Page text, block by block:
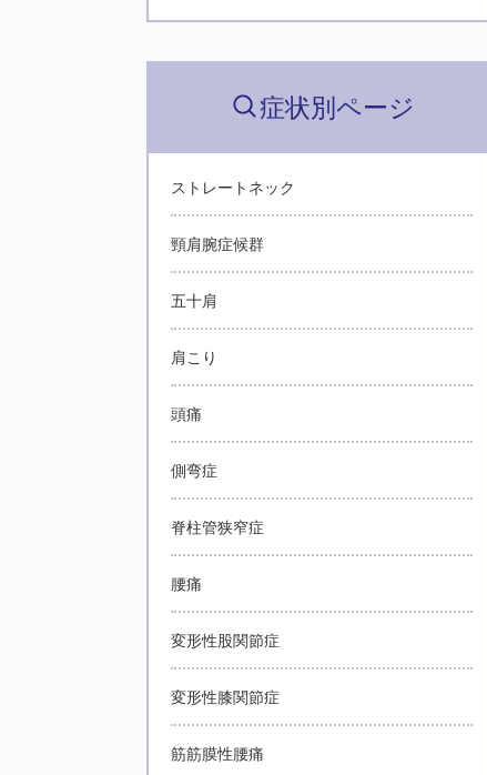
症状別ページ
ストレートネック
頸肩腕症候群
五十肩
肩こり
頭痛
側弯症
脊柱管狭窄症
腰痛
変形性股関節症
変形性膝関節症
筋筋膜性腰痛